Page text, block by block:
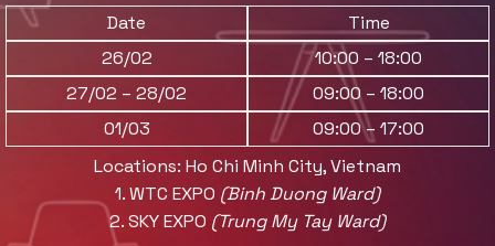
Date
Time
26/02
10:00 – 18:00
27/02 – 28/02
09:00 – 18:00
01/03
09:00 – 17:00
Locations: Ho Chi Minh City, Vietnam
1. WTC EXPO (Binh Duong Ward)
2.SKY EXPO (Trung My Tay Ward)